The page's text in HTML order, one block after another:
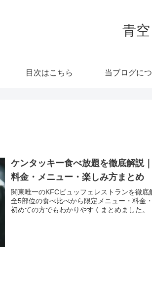
青空
目次はこちら 当ブログに
ケンタッキー食べ放題を徹底解説
料金・メニュー・楽しみ方まとめ
関東唯一のKFCビュッフェレストランを徹底
全5部位の食べ比べから限定メニュー・料金
初めての方でもわかりやすくまとめました。